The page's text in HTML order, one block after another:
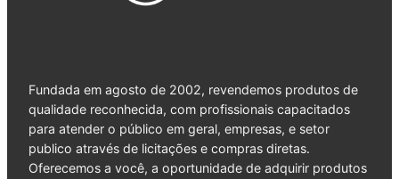
Fundada em agosto de 2002, revendemos produtos de
qualidade reconhecida, com profissionais capacitados
para atender o público em geral, empresas, e setor
publico através de licitações e compras diretas.
Oferecemos a você, a oportunidade de adquirir produtos